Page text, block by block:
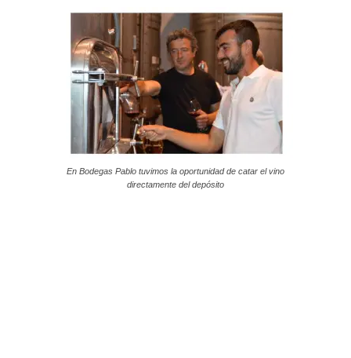
En Bodegas Pablo tuvimos la oportunidad de catar el vino
directamente del depósito